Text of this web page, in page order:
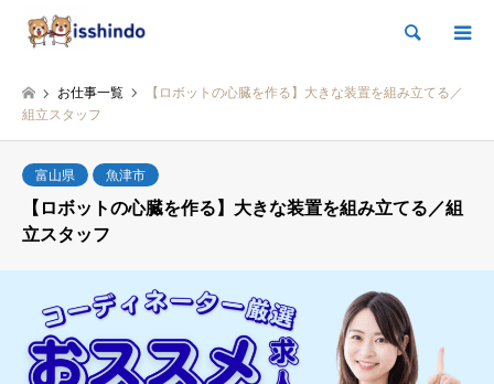
検索
お仕事一覧
【ロボットの心臓を作る】大きな装置を組み立てる／
組立スタッフ
富山県
魚津市
【ロボットの心臓を作る】大きな装置を組み立てる／組
立スタッフ